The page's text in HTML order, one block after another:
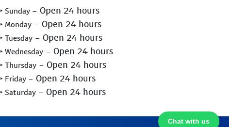
Chat with us
‣ Sunday - Open 24 hours
‣ Monday - Open 24 hours
‣ Tuesday - Open 24 hours
‣ Wednesday - Open 24 hours
‣ Thursday - Open 24 hours
‣ Friday - Open 24 hours
‣ Saturday - Open 24 hours